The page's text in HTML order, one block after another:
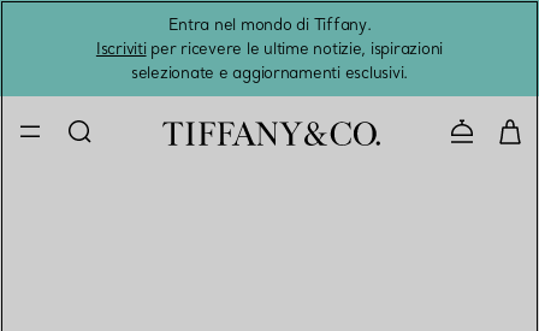
Entra nel mondo di Tiffany.
Iscrivitiper ricevere le ultime notizie, ispirazioni
selezionate e aggiornamenti esclusivi.